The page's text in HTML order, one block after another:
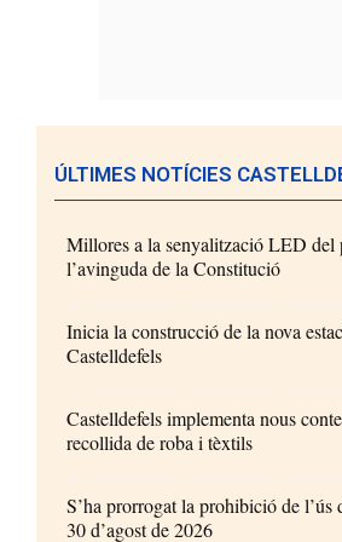
ÚLTIMES NOTÍCIES
Millores a la senyalització LED del
l’avinguda de la Constitució
Inicia la construcció de la nova
Castelldefels
Castelldefels implementa nous
recollida de roba i tèxtils
S’ha prorrogat la prohibició de l’ús
30 d’agost de 2026